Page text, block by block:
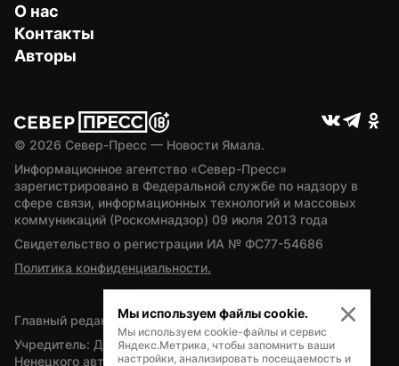
О нас
Контакты
Авторы
© 2026 Север-Пресс — Новости Ямала.
Информационное агентство «Север-Пресс»
зарегистрировано в Федеральной службе по надзору в
сфере связи, информационных технологий и массовых
коммуникаций (Роскомнадзор) 09 июля 2013 года
Свидетельство о регистрации ИА № ФС77-54686
Политика конфиденциальности.
Главный редактор — А.Л. Поздеев
Учредитель: Департамент внутренней политики Ямало-
Ненецкого автономного округа
Мы используем файлы cookie.
Мы используем cookie-файлы и сервис
Яндекс.Метрика, чтобы запомнить ваши
настройки, анализировать посещаемость и